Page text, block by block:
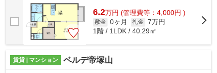
6.2万円 (管理費等：4,000円 )
敷金 0ヶ月 礼金 7万円
1階 / 1LDK / 40.29㎡
賃貸 | マンション ベルデ帝塚山